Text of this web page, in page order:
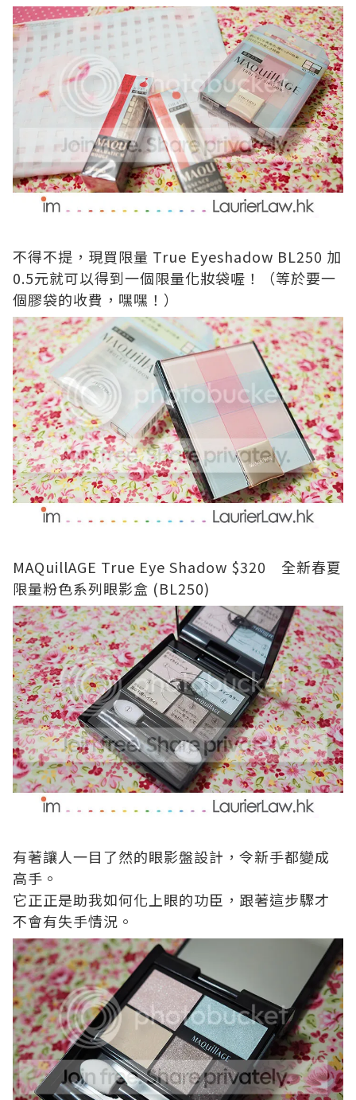
不得不提，現買限量 True Eyeshadow BL250 加
0.5元就可以得到一個限量化妝袋喔！（等於要一
個膠袋的收費，嘿嘿！）
MAQuillAGE True Eye Shadow $320 全新春夏
限量粉色系列眼影盒 (BL250)
有著讓人一目了然的眼影盤設計，令新手都變成
高手。
它正正是助我如何化上眼的功臣，跟著這步驟才
不會有失手情況。